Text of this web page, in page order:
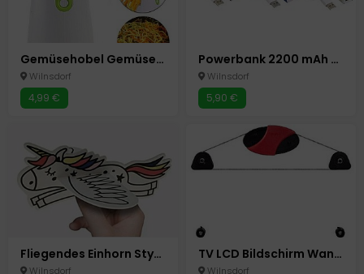
Gemüsehobel Gemüseschneider Spiralschneider Julienne Gemüsespaghetti Salat Schn
Wilnsdorf
4,99 €
Powerbank 2200 mAh 3 Farben mobiler Akku USB- Micro USB
Wilnsdorf
5,90 €
Fliegendes Einhorn Styropor Flieger
Wilnsdorf
TV LCD Bildschirm Wandhalterung Hama Ultraslim 23-46 Zoll o.58 -117 cm
Wilnsdorf